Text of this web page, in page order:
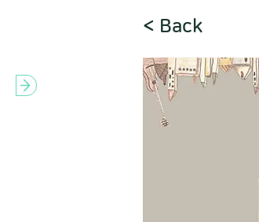
< Back